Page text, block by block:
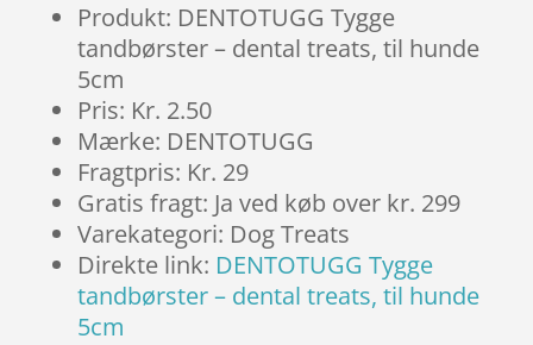
Produkt: DENTOTUGG Tygge
tandbørster – dental treats, til hunde
5cm
Pris: Kr. 2.50
Mærke: DENTOTUGG
Fragtpris: Kr. 29
Gratis fragt: Ja ved køb over kr. 299
Varekategori: Dog Treats
Direkte link: DENTOTUGG Tygge
tandbørster – dental treats, til hunde
5cm